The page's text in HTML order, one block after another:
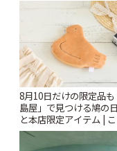
8月10日だけの限定品
島屋」で見つける鳩の
と本店限定アイテム |
ぷ